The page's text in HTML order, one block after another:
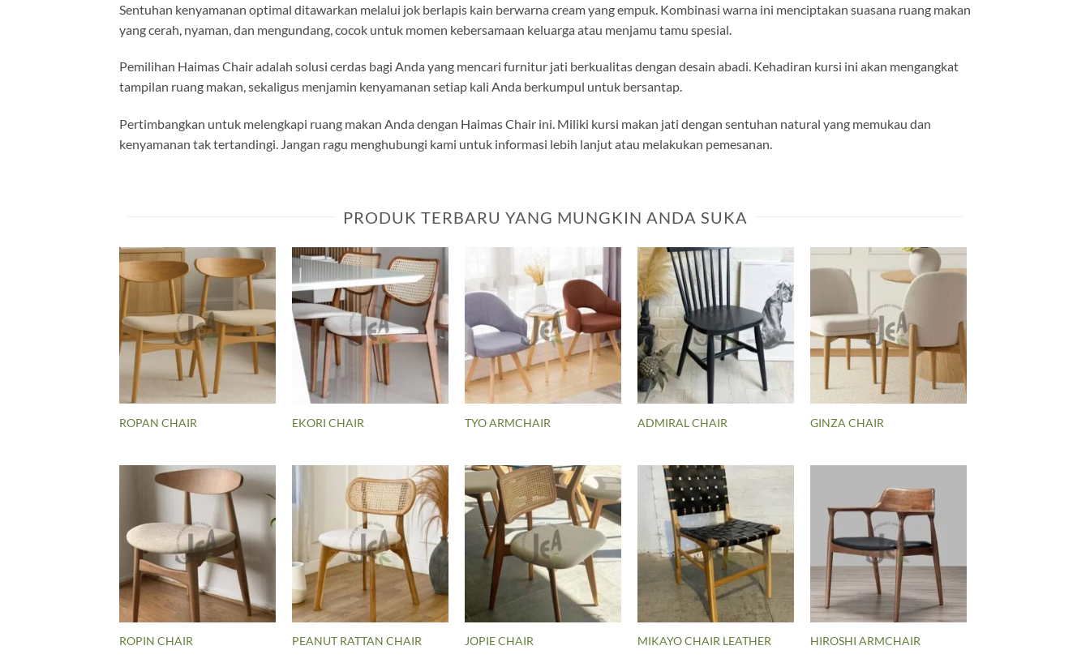
Sentuhan kenyamanan optimal ditawarkan melalui jok berlapis kain berwarna cream yang empuk. Kombinasi warna ini menciptakan suasana ruang makan
yang cerah, nyaman, dan mengundang, cocok untuk momen kebersamaan keluarga atau menjamu tamu spesial.
Pemilihan Haimas Chair adalah solusi cerdas bagi Anda yang mencari furnitur jati berkualitas dengan desain abadi. Kehadiran kursi ini akan mengangkat
tampilan ruang makan, sekaligus menjamin kenyamanan setiap kali Anda berkumpul untuk bersantap.
Pertimbangkan untuk melengkapi ruang makan Anda dengan Haimas Chair ini. Miliki kursi makan jati dengan sentuhan natural yang memukau dan
kenyamanan tak tertandingi. Jangan ragu menghubungi kami untuk informasi lebih lanjut atau melakukan pemesanan.
PRODUK TERBARU YANG MUNGKIN ANDA SUKA
ROPAN CHAIR EKORI CHAIR TYO ARMCHAIR ADMIRAL CHAIR GINZA CHAIR
ROPIN CHAIR PEANUT RATTAN CHAIR JOPIE CHAIR MIKAYO CHAIR LEATHER HIROSHI ARMCHAIR